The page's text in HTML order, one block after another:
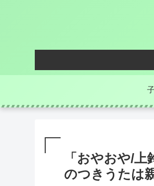
「おやおや/
のつきうたは